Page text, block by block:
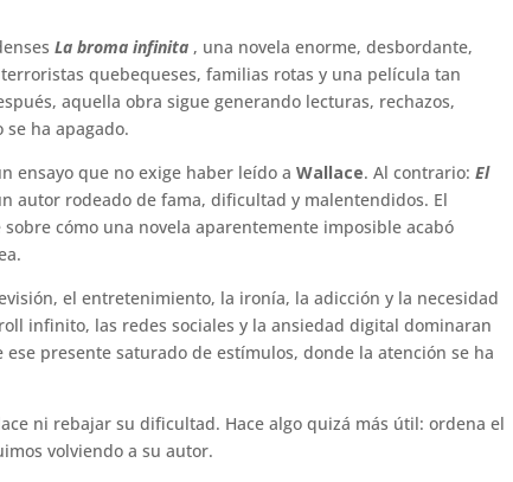
La broma infinita , una novela enorme, desbordante,
quebequeses, familias rotas y una película tan
aquella obra sigue generando lecturas, rechazos,
ha apagado.
ensayo que no exige haber leído aWallace. Al contrario:El
autor rodeado de fama, dificultad y malentendidos. El
cómo una novela aparentemente imposible acabó
el entretenimiento, la ironía, la adicción y la necesidad
infinito, las redes sociales y la ansiedad digital dominaran
ese presente saturado de estímulos, donde la atención se ha
ni rebajar su dificultad. Hace algo quizá más útil: ordena el
volviendo a su autor.